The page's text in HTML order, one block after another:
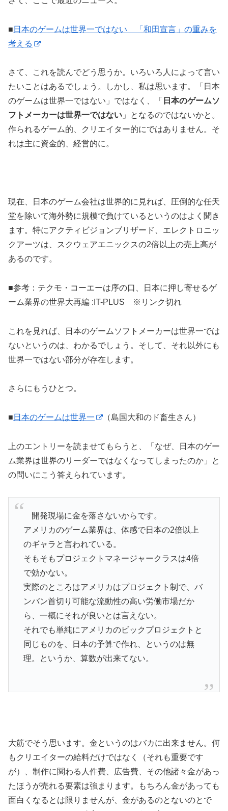
■ 日本のゲームは世界一ではない 「和田宣言」の重みを
考える
さて、これを読んでどう思うか。いろいろ人によって言い
たいことはあるでしょう。しかし、私は思います。「日本
のゲームは世界一ではない」ではなく、「 日本のゲームソ
フトメーカーは世界一ではない 」となるのではないかと。
作られるゲーム的、クリエイター的にではありません。そ
れは主に資金的、経営的に。
現在、日本のゲーム会社は世界的に見れば、圧倒的な任天
堂を除いて海外勢に規模で負けているというのはよく聞き
ます。特にアクティビジョンブリザード、エレクトロニッ
クアーツは、スクウェアエニックスの2倍以上の売上高が
あるのです。
■参考：テクモ・コーエーは序の口、日本に押し寄せるゲ
ーム業界の世界大再編 :IT-PLUS ※リンク切れ
これを見れば、日本のゲームソフトメーカーは世界一では
ないというのは、わかるでしょう。そして、それ以外にも
世界一ではない部分が存在します。
さらにもうひとつ。
■ 日本のゲームは世界一 （島国大和のド畜生さん）
上のエントリーを読ませてもらうと、「なぜ、日本のゲー
ム業界は世界のリーダーではなくなってしまったのか」と
の問いにこう答えられています。
開発現場に金を落さないからです。
アメリカのゲーム業界は、体感で日本の2倍以上
のギャラと言われている。
そもそもプロジェクトマネージャークラスは4倍
で効かない。
実際のところはアメリカはプロジェクト制で、バ
ンバン首切り可能な流動性の高い労働市場だか
ら、一概にそれが良いとは言えない。
それでも単純にアメリカのビックプロジェクトと
同じものを、日本の予算で作れ、というのは無
理。というか、算数が出来てない。
大筋でそう思います。金というのはバカに出来ません。何
もクリエイターの給料だけではなく（それも重要です
が）、制作に関わる人件費、広告費、その他諸々金があっ
たほうが売れる要素は強まります。もちろん金があっても
面白くなるとは限りませんが、金があるのとないのとで